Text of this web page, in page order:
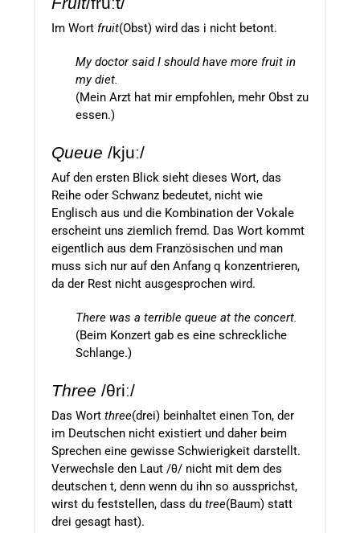
Im Wort fruit(Obst) wird das i nicht betont.
My doctor said I should have more fruit in
my diet.
(Mein Arzt hat mir empfohlen, mehr Obst zu
essen.)
Queue /kjuː/
Auf den ersten Blick sieht dieses Wort, das
Reihe oder Schwanz bedeutet, nicht wie
Englisch aus und die Kombination der Vokale
erscheint uns ziemlich fremd. Das Wort kommt
eigentlich aus dem Französischen und man
muss sich nur auf den Anfang q konzentrieren,
da der Rest nicht ausgesprochen wird.
There was a terrible queue at the concert.
(Beim Konzert gab es eine schreckliche
Schlange.)
Three /θriː/
Das Wort three(drei) beinhaltet einen Ton, der
im Deutschen nicht existiert und daher beim
Sprechen eine gewisse Schwierigkeit darstellt.
Verwechsle den Laut /θ/ nicht mit dem des
deutschen t, denn wenn du ihn so aussprichst,
wirst du feststellen, dass du tree(Baum) statt
drei gesagt hast).